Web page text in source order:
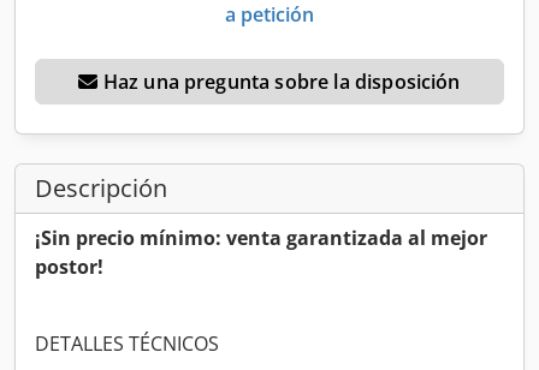
a petición
Haz una pregunta sobre la disposición
Descripción
¡Sin precio mínimo: venta garantizada al mejor
postor!
DETALLES TÉCNICOS